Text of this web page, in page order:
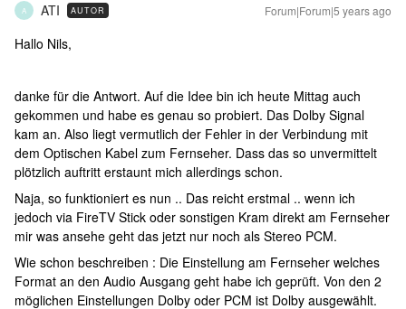
A ATI AUTOR Forum|Forum|5 years ago
Hallo Nils,
danke für die Antwort. Auf die Idee bin ich heute Mittag auch
gekommen und habe es genau so probiert. Das Dolby Signal
kam an. Also liegt vermutlich der Fehler in der Verbindung mit
dem Optischen Kabel zum Fernseher. Dass das so unvermittelt
plötzlich auftritt erstaunt mich allerdings schon.
Naja, so funktioniert es nun .. Das reicht erstmal .. wenn ich
jedoch via FireTV Stick oder sonstigen Kram direkt am Fernseher
mir was ansehe geht das jetzt nur noch als Stereo PCM.
Wie schon beschreiben : Die Einstellung am Fernseher welches
Format an den Audio Ausgang geht habe ich geprüft. Von den 2
möglichen Einstellungen Dolby oder PCM ist Dolby ausgewählt.